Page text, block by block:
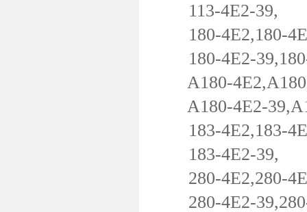
113-4E2-39,
180-4E2,180-
180-4E2-
A180-4E2,A180-
A180-4E2-
183-4E2,183-
183-4E2-39,
280-4E2,280-
280-4E2-